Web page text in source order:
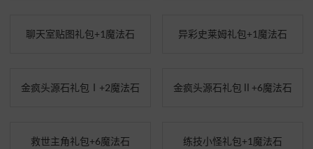
聊天室贴图礼包+1魔法石 异彩史莱姆礼包+1魔法石
金疯头源石礼包Ⅰ+2魔法石 金疯头源石礼包Ⅱ+6魔法石
救世主角礼包+6魔法石 练技小怪礼包+1魔法石